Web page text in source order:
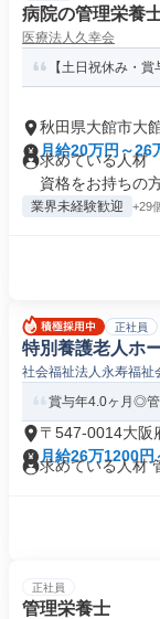
病院の管理栄養
医療法人久幸会
【土日祝休み・
秋田県大館市大
月給20万円～26
求めている人材
資格をお持ちの
業界未経験歓迎 +29
正社員
特別養護老人ホ
社会福祉法人永寿福祉
賞与年4.0ヶ月◎
〒547-0014大阪
月給26万1200
求めている人材
正社員
管理栄養士